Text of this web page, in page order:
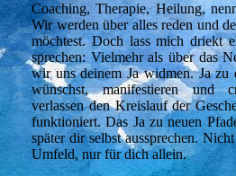
Coaching, Therapie, Heilung,
Wir werden über alles reden und
möchtest. Doch lass mich driekt
sprechen: Vielmehr als über das
wir uns deinem Ja widmen. Ja
wünschst, manifestieren und
verlassen den Kreislauf der
funktioniert. Das Ja zu neuen
später dir selbst aussprechen.
Umfeld, nur für dich allein.